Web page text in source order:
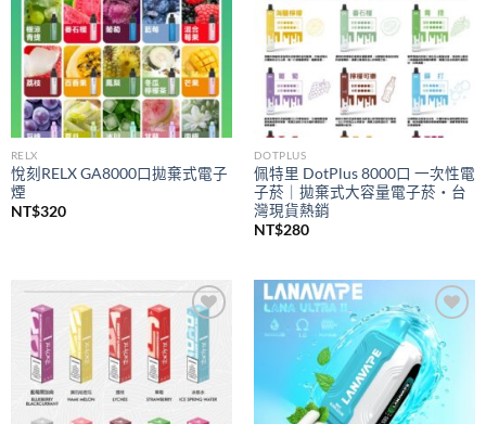
RELX
悅刻RELX GA8000口拋棄式電子
煙
NT$320
DOTPLUS
佩特里 DotPlus 8000口 一次性電
子菸｜拋棄式大容量電子菸・台
灣現貨熱銷
NT$280
Add to
wishlist
Add to
wishlist